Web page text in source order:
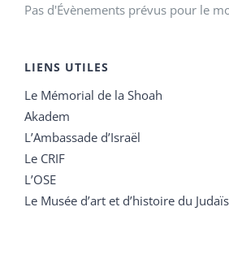
Pas d'Évènements prévus pour le
LIENS UTILES
Le Mémorial de la Shoah
Akadem
L’Ambassade d’Israël
Le CRIF
L’OSE
Le Musée d’art et d’histoire du